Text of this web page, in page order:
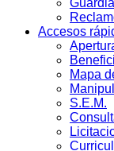
Accesos
Mapa
S.E.M.